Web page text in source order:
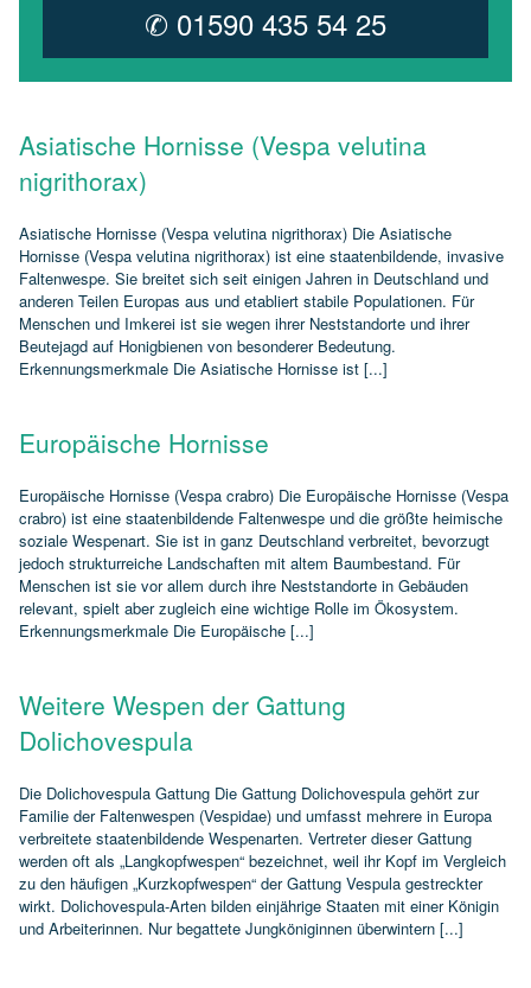
✆ 01590 435 54 25
Asiatische Hornisse (Vespa velutina
nigrithorax)
Asiatische Hornisse (Vespa velutina nigrithorax) Die Asiatische
Hornisse (Vespa velutina nigrithorax) ist eine staatenbildende, invasive
Faltenwespe. Sie breitet sich seit einigen Jahren in Deutschland und
anderen Teilen Europas aus und etabliert stabile Populationen. Für
Menschen und Imkerei ist sie wegen ihrer Neststandorte und ihrer
Beutejagd auf Honigbienen von besonderer Bedeutung.
Erkennungsmerkmale Die Asiatische Hornisse ist [...]
Europäische Hornisse
Europäische Hornisse (Vespa crabro) Die Europäische Hornisse (Vespa
crabro) ist eine staatenbildende Faltenwespe und die größte heimische
soziale Wespenart. Sie ist in ganz Deutschland verbreitet, bevorzugt
jedoch strukturreiche Landschaften mit altem Baumbestand. Für
Menschen ist sie vor allem durch ihre Neststandorte in Gebäuden
relevant, spielt aber zugleich eine wichtige Rolle im Ökosystem.
Erkennungsmerkmale Die Europäische [...]
Weitere Wespen der Gattung
Dolichovespula
Die Dolichovespula Gattung Die Gattung Dolichovespula gehört zur
Familie der Faltenwespen (Vespidae) und umfasst mehrere in Europa
verbreitete staatenbildende Wespenarten. Vertreter dieser Gattung
werden oft als „Langkopfwespen“ bezeichnet, weil ihr Kopf im Vergleich
zu den häufigen „Kurzkopfwespen“ der Gattung Vespula gestreckter
wirkt. Dolichovespula‑Arten bilden einjährige Staaten mit einer Königin
und Arbeiterinnen. Nur begattete Jungköniginnen überwintern [...]